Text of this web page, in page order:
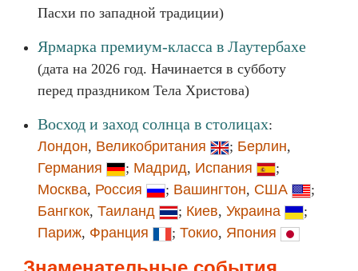
Пасхи по западной традиции)
Ярмарка премиум-класса в Лаутербахе
(дата на 2026 год. Начинается в субботу
перед праздником Тела Христова)
Восход и заход солнца в столицах:
Лондон, Великобритания ; Берлин,
Германия
; Мадрид, Испания
;
Москва, Россия ; Вашингтон, США
;
Бангкок, Таиланд ; Киев, Украина
;
Париж, Франция ; Токио, Япония